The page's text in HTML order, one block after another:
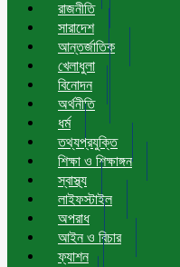
রাজনীতি
সারাদেশ
আন্তর্জাতিক
খেলাধুলা
বিনোদন
অর্থনীতি
ধর্ম
তথ্যপ্রযুক্তি
শিক্ষা ও শিক্ষাঙ্গন
স্বাস্থ্য
লাইফস্টাইল
অপরাধ
আইন ও বিচার
ফ্যাশন